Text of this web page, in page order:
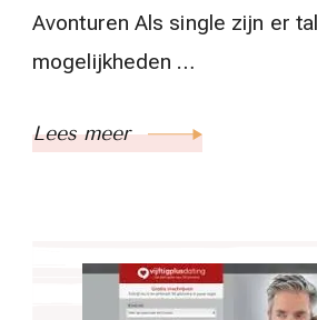
Avonturen Als single zijn er
mogelijkheden …
Lees meer